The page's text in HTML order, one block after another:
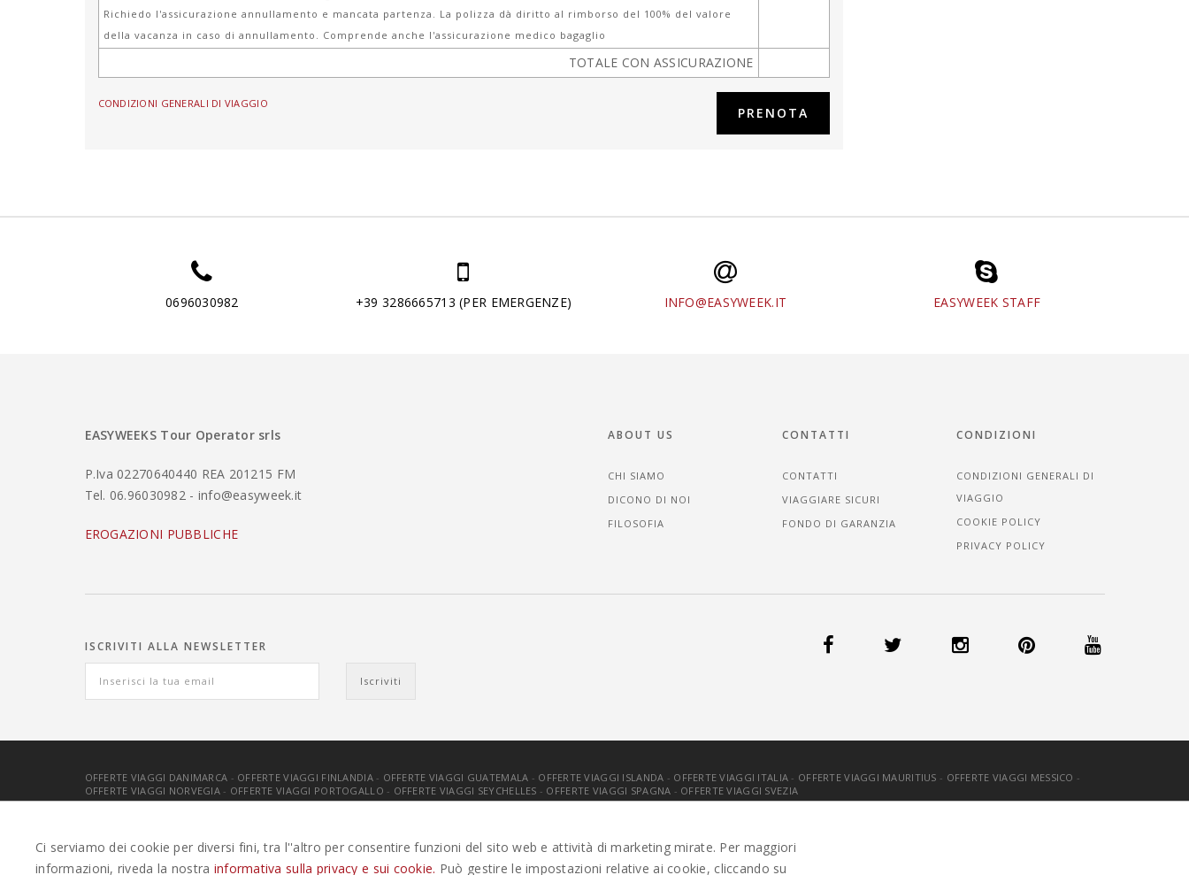
Richiedo l'assicurazione annullamento e mancata partenza. La polizza dà diritto al rimborso del 100% del valore
della vacanza in caso di annullamento. Comprende anche l'assicurazione medico bagaglio
TOTALE CON ASSICURAZIONE
CONDIZIONI GENERALI DI VIAGGIO
0696030982 +39 3286665713 (PER EMERGENZE) INFO@EASYWEEK.IT EASYWEEK STAFF
EASYWEEKS Tour Operator srls
P.Iva 02270640440 REA 201215 FM
Tel. 06.96030982 - info@easyweek.it
EROGAZIONI PUBBLICHE
ABOUT US
CHI SIAMO
DICONO DI NOI
FILOSOFIA
CONTATTI
CONTATTI
VIAGGIARE SICURI
FONDO DI GARANZIA
CONDIZIONI
CONDIZIONI GENERALI DI
VIAGGIO
COOKIE POLICY
PRIVACY POLICY
ISCRIVITI ALLA NEWSLETTER
OFFERTE VIAGGI DANIMARCA - OFFERTE VIAGGI FINLANDIA- OFFERTE VIAGGI GUATEMALA - OFFERTE VIAGGI ISLANDA - OFFERTE VIAGGI ITALIA - OFFERTE VIAGGI MAURITIUS - OFFERTE VIAGGI MESSICO -
OFFERTE VIAGGI NORVEGIA- OFFERTE VIAGGI PORTOGALLO - OFFERTE VIAGGI SEYCHELLES - OFFERTE VIAGGI SPAGNA - OFFERTE VIAGGI SVEZIA
Ci serviamo dei cookie per diversi fini, tra l''altro per consentire funzioni del sito web e attività di marketing mirate. Per maggiori
informazioni, riveda la nostra informativa sulla privacy e sui cookie. Può gestire le impostazioni relative ai cookie, cliccando su